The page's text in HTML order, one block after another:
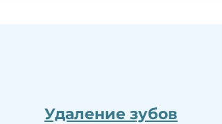
Удаление зубов